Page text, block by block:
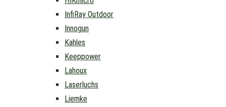
InfiRay Outdoor
Innogun
Kahles
Keeppower
Lahoux
Laserluchs
Liemke